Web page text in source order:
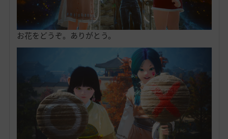
お花をどうぞ。ありがとう。